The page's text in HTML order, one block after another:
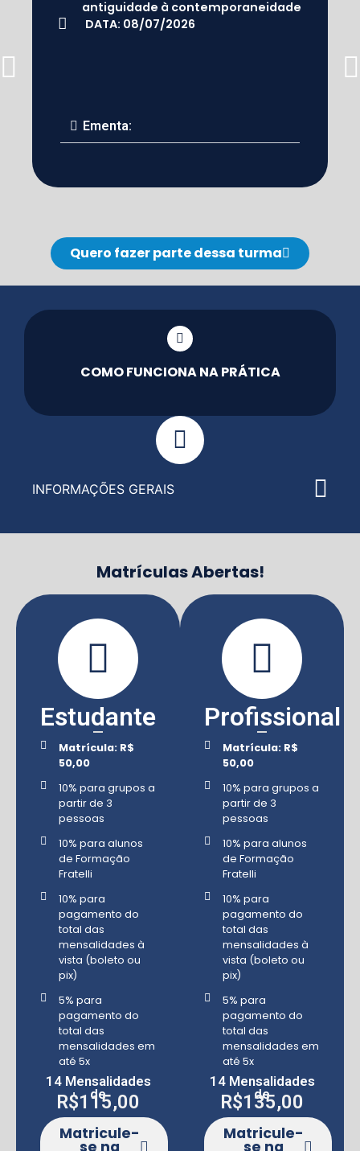
antiguidade à contemporaneidade
DATA: 08/07/2026
Ementa:
Quero fazer parte dessa turma
COMO FUNCIONA NA PRÁTICA
INFORMAÇÕES GERAIS
Matrículas Abertas!
Estudante
Matrícula: R$
50,00
10% para grupos a
partir de 3
pessoas
10% para alunos
de Formação
Fratelli
10% para
pagamento do
total das
mensalidades à
vista (boleto ou
pix)
5% para
pagamento do
total das
mensalidades em
até 5x
14 Mensalidades
de
R$115,00
Matricule-
Profissional
Matrícula: R$
50,00
10% para grupos a
partir de 3
pessoas
10% para alunos
de Formação
Fratelli
10% para
pagamento do
total das
mensalidades à
vista (boleto ou
pix)
5% para
pagamento do
total das
mensalidades em
até 5x
14 Mensalidades
de
R$135,00
Matricule-